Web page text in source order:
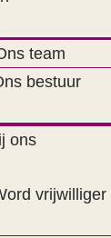
team
bestuur
ons
vrijwilliger